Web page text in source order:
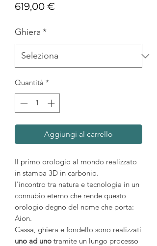
619,00 €
Ghiera *
Quantità *
Aggiungi al carrello
Il primo orologio al mondo realizzato
in stampa 3D in carbonio.
l'incontro tra natura e tecnologia in un
connubio eterno che rende questo
orologio degno del nome che porta:
Aion.
Cassa, ghiera e fondello sono realizzati
uno ad uno tramite un lungo processo